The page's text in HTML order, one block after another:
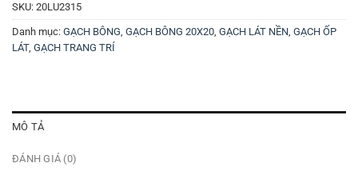
SKU: 20LU2315
Danh mục: GẠCH BÔNG, GẠCH BÔNG 20X20, GẠCH LÁT NỀN, GẠCH ỐP
LÁT, GẠCH TRANG TRÍ
MÔ TẢ
ĐÁNH GIÁ (0)